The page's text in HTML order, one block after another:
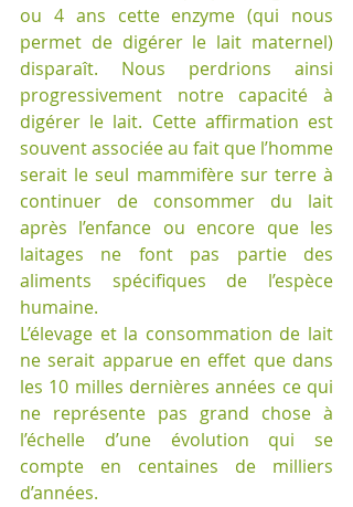
ou 4 ans cette enzyme (qui nous
permet de digérer le lait maternel)
disparaît. Nous perdrions ainsi
progressivement notre capacité à
digérer le lait. Cette affirmation est
souvent associée au fait que l’homme
serait le seul mammifère sur terre à
continuer de consommer du lait
après l’enfance ou encore que les
laitages ne font pas partie des
aliments spécifiques de l’espèce
humaine.
L’élevage et la consommation de lait
ne serait apparue en effet que dans
les 10 milles dernières années ce qui
ne représente pas grand chose à
l’échelle d’une évolution qui se
compte en centaines de milliers
d’années.